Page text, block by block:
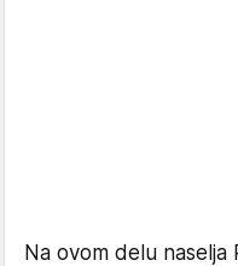
Na ovom delu naselja